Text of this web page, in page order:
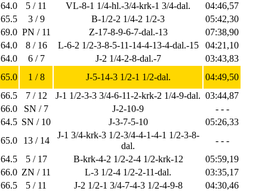
64.0 5 / 11 VL-8-1 1/4-hl.-3/4-krk-1 3/4-dal.
04:46,57
65.5 3 / 9 B-1/2-2 1/4-2 1/2-3
05:42,30
69.0 PN / 11 Z-17-8-9-6-7-dal.-13
07:38,90
64.0 8 / 16 L-6-2 1/2-3-8-5-11-14-4-13-4-dal.-15
04:21,10
64.0 6 / 7 J-2 1/4-2-8-dal.-7
03:43,83
65.0 1 / 8 J-5-14-3 1/2-1 1/2-dal.
04:49,50
66.5 7 / 12 J-1 1/2-3-3 3/4-6-11-2-krk-2 1/4-9-dal. 03:44,87
66.0 SN / 7 J-2-10-9
- - -
64.5 SN / 10 J-3-7-5-10
05:26,33
65.0 13 / 14
J-1 3/4-krk-3 1/2-3/4-4-1-4-1 1/2-3-8-
dal.
- - -
64.5 5 / 17 B-krk-4-2 1/2-2-4 1/2-krk-12
05:59,19
66.0 ZN / 11 L-3 1/2-4 1/2-2-11-dal.
03:35,17
66.5 5 / 11 J-2 1/2-1 3/4-7-4-3 1/2-4-9-8
04:30,46